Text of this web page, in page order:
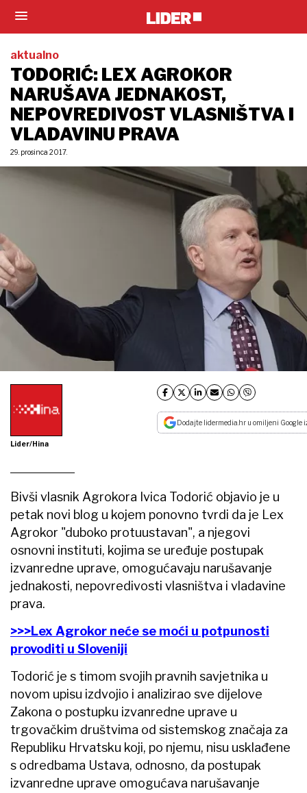
aktualno
TODORIĆ: LEX AGROKOR
NARUŠAVA JEDNAKOST,
NEPOVREDIVOST VLASNIŠTVA I
VLADAVINU PRAVA
29. prosinca 2017.
Lider/Hina
Dodajte lidermedia.hr u omiljeni Google
Bivši vlasnik Agrokora Ivica Todorić objavio je u
petak novi blog u kojem ponovno tvrdi da je Lex
Agrokor "duboko protuustavan", a njegovi
osnovni instituti, kojima se uređuje postupak
izvanredne uprave, omogućavaju narušavanje
jednakosti, nepovredivosti vlasništva i vladavine
prava.
>>>Lex Agrokor neće se moći u potpunosti
provoditi u Sloveniji
Todorić je s timom svojih pravnih savjetnika u
novom upisu izdvojio i analizirao sve dijelove
Zakona o postupku izvanredne uprave u
trgovačkim društvima od sistemskog značaja za
Republiku Hrvatsku koji, po njemu, nisu usklađene
s odredbama Ustava, odnosno, da postupak
izvanredne uprave omogućava narušavanje